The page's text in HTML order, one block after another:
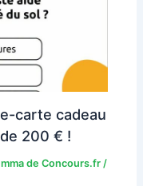
carte cadeau
200 € !
de Concours.fr /